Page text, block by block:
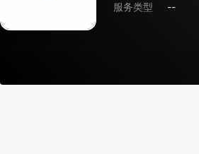
服务类型
--